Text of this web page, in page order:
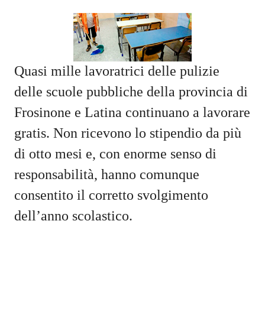
Quasi mille lavoratrici delle pulizie
delle scuole pubbliche della provincia di
Frosinone e Latina continuano a lavorare
gratis. Non ricevono lo stipendio da più
di otto mesi e, con enorme senso di
responsabilità, hanno comunque
consentito il corretto svolgimento
dell’anno scolastico.